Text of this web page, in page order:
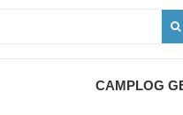
CAMPLOG